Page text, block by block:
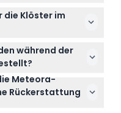
längere Röcke
während
nicht enthalten,
Buchung auf dieser
Mittagessen
die Klöster im
Klöster sind nicht
in bar bezahlt
pro Person.
während der
Rückfahrt von
klimatisierten
und USB-
Meteora-
Rückerstattung